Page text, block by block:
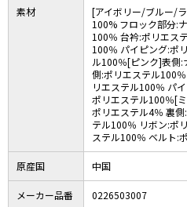
素材
[アイボリー/ブルー/
100% フロック部分:
100％ 台衿:ポリエス
100％ パイピング:ポ
ル100％[ピンク]表側:
側:ポリエステル100
リエステル100％ パ
ポリエステル100％[
ポリエステル4％ 裏
テル100％ リボン:ポ
ステル100％ ベルト:
原産国 中国
メーカー品番 0226503007